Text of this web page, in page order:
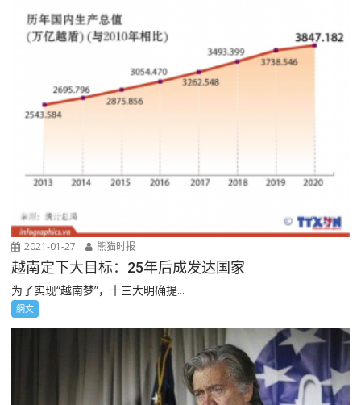
2021-01-27 熊猫时报
越南定下大目标：25年后成发达国家
为了实现“越南梦”，十三大明确提...
網文